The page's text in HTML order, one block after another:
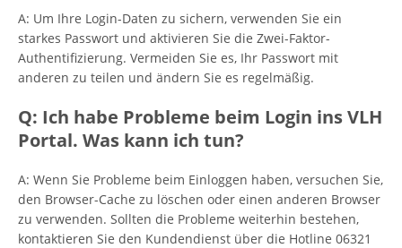
A: Um Ihre Login-Daten zu sichern, verwenden Sie ein
starkes Passwort und aktivieren Sie die Zwei-Faktor-
Authentifizierung. Vermeiden Sie es, Ihr Passwort mit
anderen zu teilen und ändern Sie es regelmäßig.
Q: Ich habe Probleme beim Login ins VLH
Portal. Was kann ich tun?
A: Wenn Sie Probleme beim Einloggen haben, versuchen Sie,
den Browser-Cache zu löschen oder einen anderen Browser
zu verwenden. Sollten die Probleme weiterhin bestehen,
kontaktieren Sie den Kundendienst über die Hotline 06321